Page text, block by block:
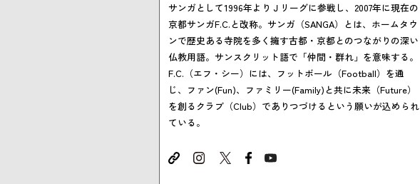
Simulation
CO₂削減効果を測る
Action list
アクションリスト
サンガとして1996年よりＪリーグに参戦し、2007年に現在の
京都サンガF.C.と改称。サンガ（SANGA）とは、ホームタウ
ンで歴史ある寺院を多く擁す古都・京都とのつながりの深い
仏教用語。サンスクリット語で「仲間・群れ」を意味する。
F.C.（エフ・シー）には、フットボール（Football）を通
じ、ファン(Fun)、ファミリー(Family)と共に未来（Future）
を創るクラブ（Club）でありつづけるという願いが込められ
ている。